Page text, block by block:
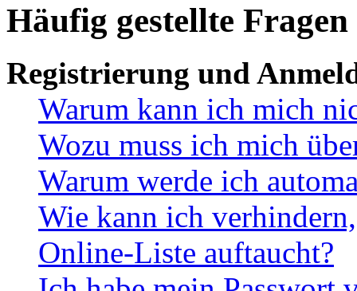
Häufig gestellte Fragen
Registrierung und
Warum kann ich mich
Wozu muss ich mich
Warum werde ich
Wie kann ich
Online-Liste auftaucht?